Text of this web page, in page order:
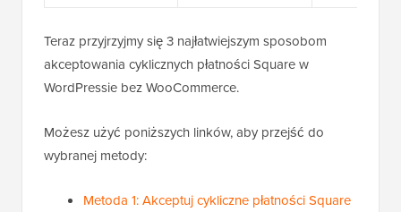
Teraz przyjrzyjmy się 3 najłatwiejszym sposobom
akceptowania cyklicznych płatności Square w
WordPressie bez WooCommerce.
Możesz użyć poniższych linków, aby przejść do
wybranej metody:
Metoda 1: Akceptuj cykliczne płatności Square